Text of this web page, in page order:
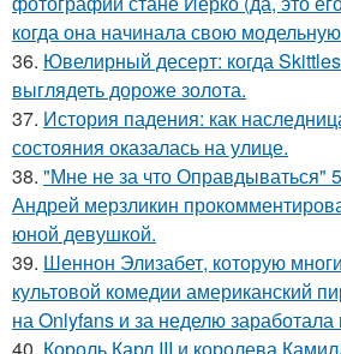
когда она начинала свою
36. Ювелирный десерт: когда
выглядеть дороже золота.
37. История падения: как
состояния оказалась на улице.
38. "Мне не за что Оправдываться"
Андрей мерзликин
юной девушкой.
39. Шеннон Элизабет, которую
культовой комедии американский
на Onlyfans и за неделю
40. Король Карл III и королева